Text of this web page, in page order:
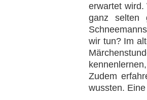
erwartet wird.
ganz selten
wir tun? Im
Zudem
wussten.